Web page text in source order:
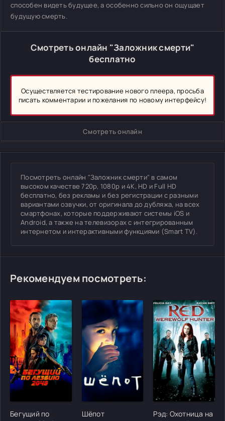
способен видеть будущее, а особенно сильно он ощущает
будущую смерть.
Смотреть онлайн "Заложник смерти"
бесплатно
Осуществляется тестирование нового плеера, просьба
писать комментарии и пожелания по новому интерфейсу!
Смотреть онлайн
Посмотреть онлайн "Заложник смерти" в самом
высоком качестве 720p, 1080p и 4K, HD и Full HD
бесплатно, без рекламы и без регистрации с разными
вариантами озвучки, от оригинала до дубляжа, на всех
смартфонах, которые поддерживают системы iOS и
Android, а также на телевизорах с интегрированным
интернетом и интерактивными функциями (Smart TV).
Рекомендуем посмотреть:
[/xfgiven_cvh_poster_urlcvh_poster_url]
Бегущий по
[/xfgiven_cvh_poster_urlcvh_poster_url]
Шёпот
[/
Рэд: Охотница на